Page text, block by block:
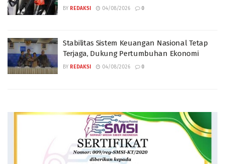
BY REDAKSI 04/08/2026 0
Stabilitas Sistem Keuangan Nasional Tetap
Terjaga, Dukung Pertumbuhan Ekonomi
BY REDAKSI 04/08/2026 0